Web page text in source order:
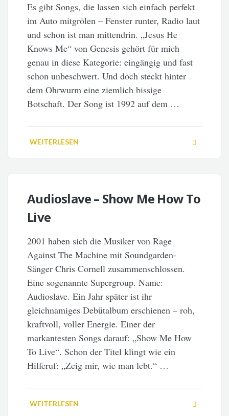
Es gibt Songs, die lassen sich einfach perfekt
im Auto mitgrölen – Fenster runter, Radio laut
und schon ist man mittendrin. „Jesus He
Knows Me“ von Genesis gehört für mich
genau in diese Kategorie: eingängig und fast
schon unbeschwert. Und doch steckt hinter
dem Ohrwurm eine ziemlich bissige
Botschaft. Der Song ist 1992 auf dem …
WEITERLESEN
Audioslave – Show Me How To
Live
2001 haben sich die Musiker von Rage
Against The Machine mit Soundgarden-
Sänger Chris Cornell zusammenschlossen.
Eine sogenannte Supergroup. Name:
Audioslave. Ein Jahr später ist ihr
gleichnamiges Debütalbum erschienen – roh,
kraftvoll, voller Energie. Einer der
markantesten Songs darauf: „Show Me How
To Live“. Schon der Titel klingt wie ein
Hilferuf: „Zeig mir, wie man lebt.“ …
WEITERLESEN